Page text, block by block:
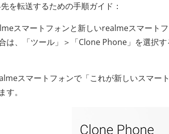
を転送するための手順ガイド：
スマートフォンと新しいrealmeスマート
は、「ツール」＞「Clone Phone」を選択
スマートフォンで「これが新しいスマー
。